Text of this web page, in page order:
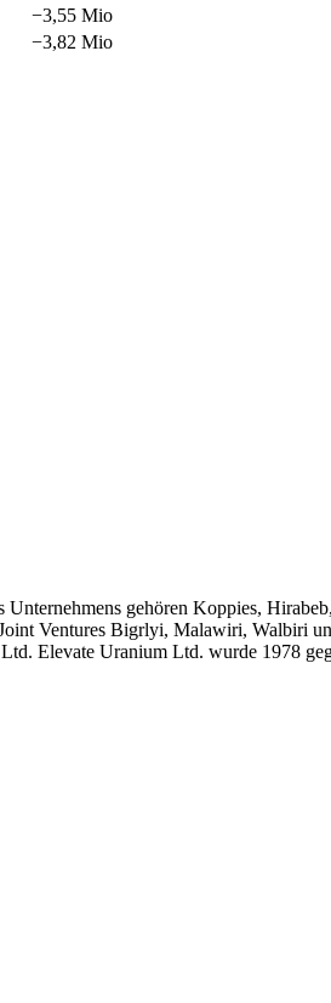
−3,55 Mio
−3,82 Mio
gehören Koppies,
Ventures Bigrlyi, Malawiri, Walbiri
Elevate Uranium Ltd. wurde 1978